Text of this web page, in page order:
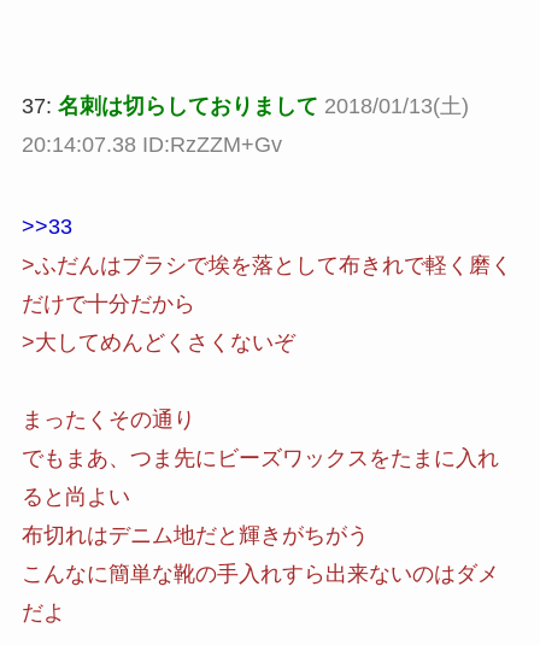
37: 名刺は切らしておりまして 2018/01/13(土)
20:14:07.38 ID:RzZZM+Gv
>>33
>ふだんはブラシで埃を落として布きれで軽く磨く
だけで十分だから
>大してめんどくさくないぞ
まったくその通り
でもまあ、つま先にビーズワックスをたまに入れ
ると尚よい
布切れはデニム地だと輝きがちがう
こんなに簡単な靴の手入れすら出来ないのはダメ
だよ